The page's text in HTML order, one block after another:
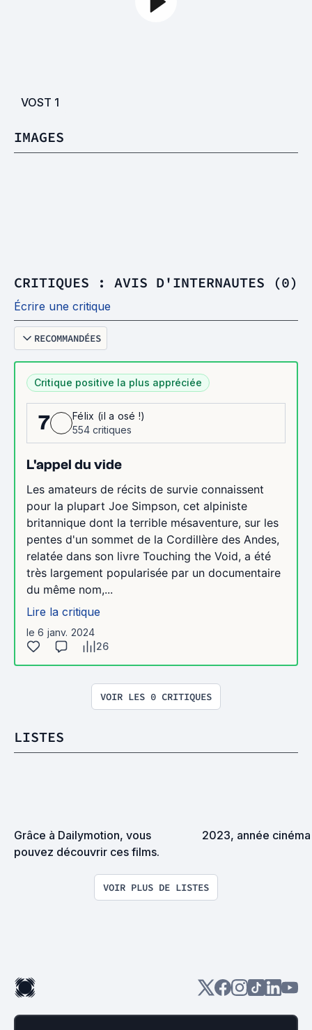
VOST 1
IMAGES
CRITIQUES : AVIS D'INTERNAUTES (0)
Écrire une critique
RECOMMANDÉES
Critique positive la plus appréciée
7
Félix (il a osé !)
554 critiques
L'appel du vide
Les amateurs de récits de survie connaissent
pour la plupart Joe Simpson, cet alpiniste
britannique dont la terrible mésaventure, sur les
pentes d'un sommet de la Cordillère des Andes,
relatée dans son livre Touching the Void, a été
très largement popularisée par un documentaire
du même nom,...
Lire la critique
le 6 janv. 2024
26
VOIR LES 0 CRITIQUES
LISTES
Grâce à Dailymotion, vous
pouvez découvrir ces films.
2023, année
VOIR PLUS DE LISTES